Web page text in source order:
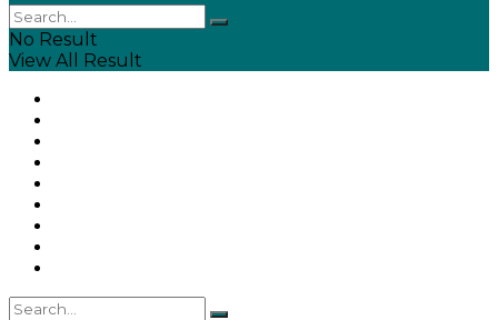
No Result
View All Result